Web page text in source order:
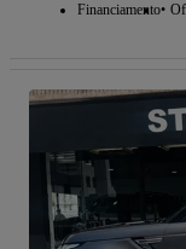
Financiamento